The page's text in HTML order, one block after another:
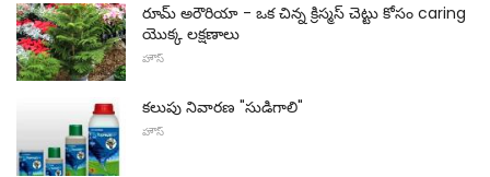
రూమ్ అరౌరియా - ఒక చిన్న క్రిస్మస్ చెట్టు కోసం caring
యొక్క లక్షణాలు
హౌస్
కలుపు నివారణ "సుడిగాలి"
హౌస్